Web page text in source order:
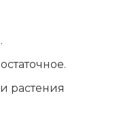
растения